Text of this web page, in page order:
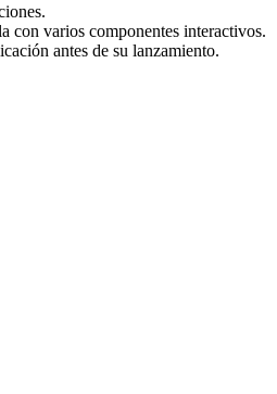
con varios componentes interactivos.
antes de su lanzamiento.